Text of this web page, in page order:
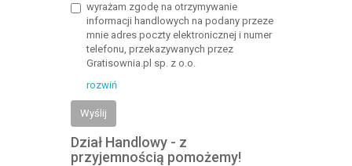
wyrażam zgodę na otrzymywanie
informacji handlowych na podany przeze
mnie adres poczty elektronicznej i numer
telefonu, przekazywanych przez
Gratisownia.pl sp. z o.o.
rozwiń
Wyślij
Dział Handlowy - z
przyjemnością pomożemy!